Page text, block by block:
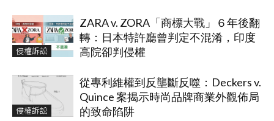
侵權訴訟
ZARA v. ZORA「商標大戰」６年後翻
轉：日本特許廳曾判定不混淆，印度
高院卻判侵權
侵權訴訟
從專利維權到反壟斷反噬：Deckers v.
Quince 案揭示時尚品牌商業外觀佈局
的致命陷阱